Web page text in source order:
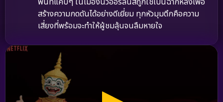
สร้างความกดดันได้อย่างดีเยี่ยม ทุกหัวมุมตึกคือความ
เสี่ยงที่พร้อมจะทำให้ผู้ชมลุ้นจนลืมหายใจ